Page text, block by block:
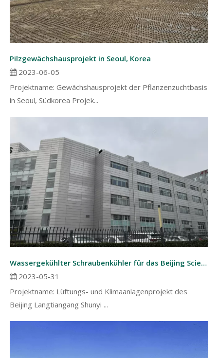
Pilzgewächshausprojekt in Seoul, Korea
2023-06-05
Projektname: Gewächshausprojekt der Pflanzenzuchtbasis
in Seoul, Südkorea Projek...
Wassergekühlter Schraubenkühler für das Beijing Scientific Research Center
2023-05-31
​Projektname: Lüftungs- und Klimaanlagenprojekt des
Beijing Langtiangang Shunyi ...